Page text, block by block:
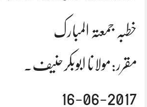
خطبہ جمعتہ المبارک
مقرر:مولانا ابوبکرحنیف.
16-06-2017